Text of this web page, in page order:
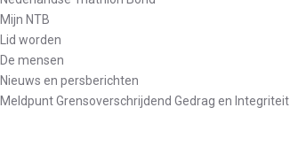
Mijn NTB
Lid worden
De mensen
Nieuws en persberichten
Meldpunt Grensoverschrijdend Gedrag en Integriteit